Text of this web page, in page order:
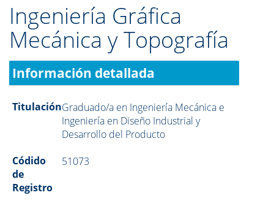
Ingeniería Gráfica
Mecánica y Topografía
Información detallada
TitulaciónGraduado/a en Ingeniería Mecánica e
Ingeniería en Diseño Industrial y
Desarrollo del Producto
Códido
de
Registro
51073